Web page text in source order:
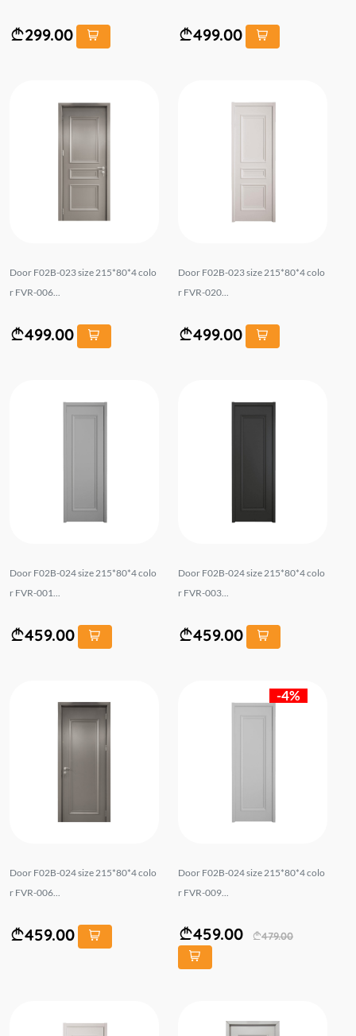
299.00 499.00
Door F02B-023 size 215*80*4 colo
r FVR-006...
499.00
Door F02B-023 size 215*80*4 colo
r FVR-020...
499.00
Door F02B-024 size 215*80*4 colo
r FVR-001...
459.00
Door F02B-024 size 215*80*4 colo
r FVR-003...
459.00
Door F02B-024 size 215*80*4 colo
r FVR-006...
459.00
-4%
Door F02B-024 size 215*80*4 colo
r FVR-009...
459.00 479.00